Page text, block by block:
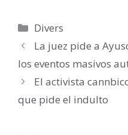
Catégories
Divers
La juez pide a
los eventos masivos
El activista
que pide el indulto